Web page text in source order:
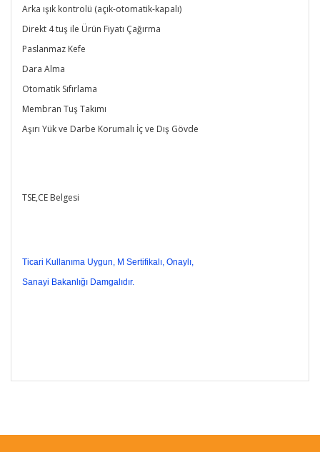
Arka ışık kontrolü (açık-otomatik-kapalı)
Direkt 4 tuş ile Ürün Fiyatı Çağırma
Paslanmaz Kefe
Dara Alma
Otomatik Sıfırlama
Membran Tuş Takımı
Aşırı Yük ve Darbe Korumalı İç ve Dış Gövde
TSE,CE Belgesi
Ticari Kullanıma Uygun, M Sertifikalı, Onaylı,
Sanayi Bakanlığı Damgalıdır.